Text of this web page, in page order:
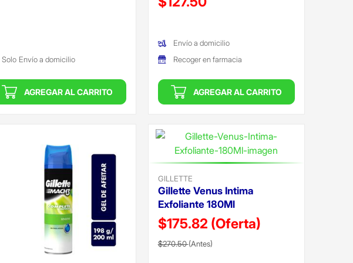
Solo Envío a domicilio
AGREGAR AL CARRITO
Envío a domicilio
Recoger en farmacia
AGREGAR AL CARRITO
GILLETTE
Gillette Venus Intima
Exfoliante 180Ml
$175.82 (Oferta)
Precio reducido de
$270.50(Antes)(Oferta)